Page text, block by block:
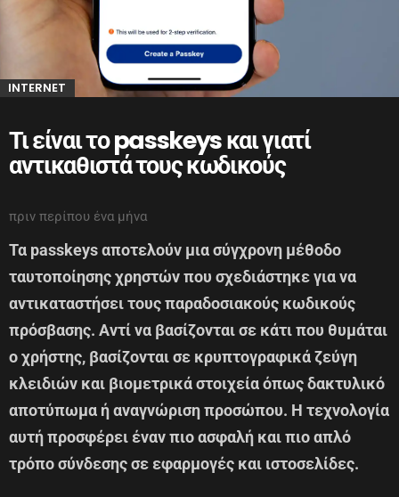
INTERNET
Τι είναι το passkeys και γιατί
αντικαθιστά τους κωδικούς
πριν περίπου ένα μήνα
Τα passkeys αποτελούν μια σύγχρονη μέθοδο
ταυτοποίησης χρηστών που σχεδιάστηκε για να
αντικαταστήσει τους παραδοσιακούς κωδικούς
πρόσβασης. Αντί να βασίζονται σε κάτι που θυμάται
ο χρήστης, βασίζονται σε κρυπτογραφικά ζεύγη
κλειδιών και βιομετρικά στοιχεία όπως δακτυλικό
αποτύπωμα ή αναγνώριση προσώπου. Η τεχνολογία
αυτή προσφέρει έναν πιο ασφαλή και πιο απλό
τρόπο σύνδεσης σε εφαρμογές και ιστοσελίδες.